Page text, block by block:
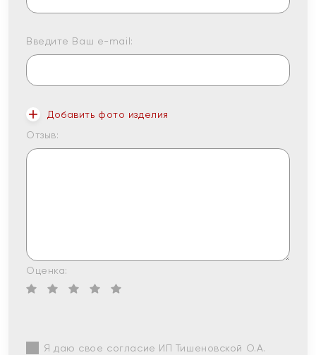
Введите Ваш e-mail:
Добавить фото изделия
Отзыв:
Оценка:
Я даю свое согласие ИП Тишеновской О.А.